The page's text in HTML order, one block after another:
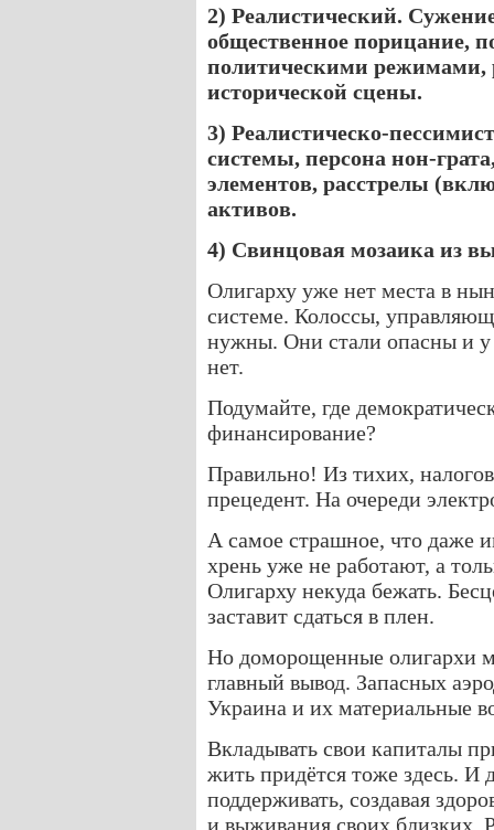
2) Реалистический.
общественное порицание,
политическими режимами,
исторической сцены.
3) Реалистическо-
системы, персона нон-
элементов, расстрелы
активов.
4) Свинцовая мозаика из
Олигарху уже нет места в
системе. Колоссы,
нужны. Они стали опасны и у
нет.
Подумайте, где
финансирование?
Правильно! Из тихих,
прецедент. На очереди
А самое страшное, что даже
хрень уже не работают, а
Олигарху некуда бежать.
заставит сдаться в плен.
Но доморощенные олигархи
главный вывод. Запасных
Украина и их материальные
Вкладывать свои капиталы
жить придётся тоже здесь. И
поддерживать, создавая
и выживания своих близких.